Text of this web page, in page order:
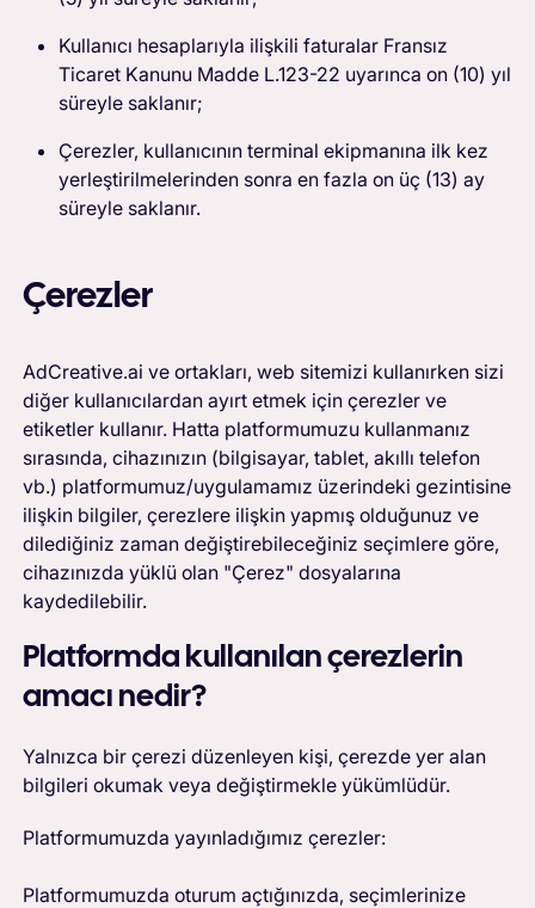
Kullanıcı hesaplarıyla ilişkili faturalar Fransız
Ticaret Kanunu Madde L.123-22 uyarınca on (10) yıl
süreyle saklanır;
Çerezler, kullanıcının terminal ekipmanına ilk kez
yerleştirilmelerinden sonra en fazla on üç (13) ay
süreyle saklanır.
Çerezler
AdCreative.ai ve ortakları, web sitemizi kullanırken sizi
diğer kullanıcılardan ayırt etmek için çerezler ve
etiketler kullanır. Hatta platformumuzu kullanmanız
sırasında, cihazınızın (bilgisayar, tablet, akıllı telefon
vb.) platformumuz/uygulamamız üzerindeki gezintisine
ilişkin bilgiler, çerezlere ilişkin yapmış olduğunuz ve
dilediğiniz zaman değiştirebileceğiniz seçimlere göre,
cihazınızda yüklü olan "Çerez" dosyalarına
kaydedilebilir.
Platformda kullanılan çerezlerin
amacı nedir?
Yalnızca bir çerezi düzenleyen kişi, çerezde yer alan
bilgileri okumak veya değiştirmekle yükümlüdür.
Platformumuzda yayınladığımız çerezler:
Platformumuzda oturum açtığınızda, seçimlerinize